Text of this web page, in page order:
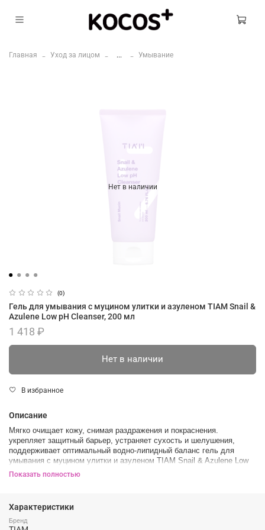
Главная Уход за лицом ... Умывание
Нет в наличии
(0)
Гель для умывания с муцином улитки и азуленом TIAM Snail &
Azulene Low pH Cleanser, 200 мл
1 418 ₽
Нет в наличии
В избранное
Описание
Мягко очищает кожу, снимая раздражения и покраснения.
укрепляет защитный барьер, устраняет сухость и шелушения,
поддерживает оптимальный водно-липидный баланс гель для
умывания с муцином улитки и азуленом TIAM Snail & Azulene Low
pH Cleanser.
Содержит улиточный муцин, пантенол и азулен.
Эффект:
Показать полностью
Характеристики
Бренд